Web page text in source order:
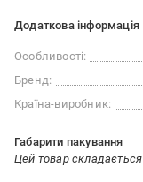
Додаткова інформація
Особливості:
Бренд:
Країна-виробник:
Габарити пакування
Цей товар